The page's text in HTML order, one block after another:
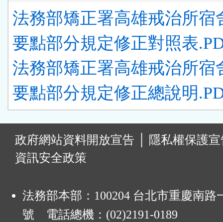
法務部矯正署高雄戒治所宿
要點部分規定修正對照表
法務部矯正署高雄戒治所宿
要點部分規定修正總說明
政府網站資料開放宣告
隱私權保護
資訊安全政策
法務部本部：100204 台北市重慶南路
號 電話總機：(02)2191-0189